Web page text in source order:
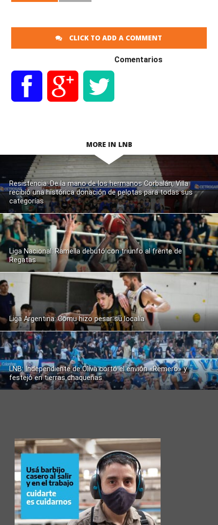
CLICK TO ADD A COMMENT
Comentarios
MORE IN LNB
Resistencia: De la mano de los hermanos Corbalán, Villa
recibió una histórica donación de pelotas para todas sus
categorías
Liga Nacional: Ramella debutó con triunfo al frente de
Regatas
Liga Argentina: Comu hizo pesar su localía
LNB: Independiente de Oliva cortó el envión «Remero» y
festejó en tierras chaqueñas